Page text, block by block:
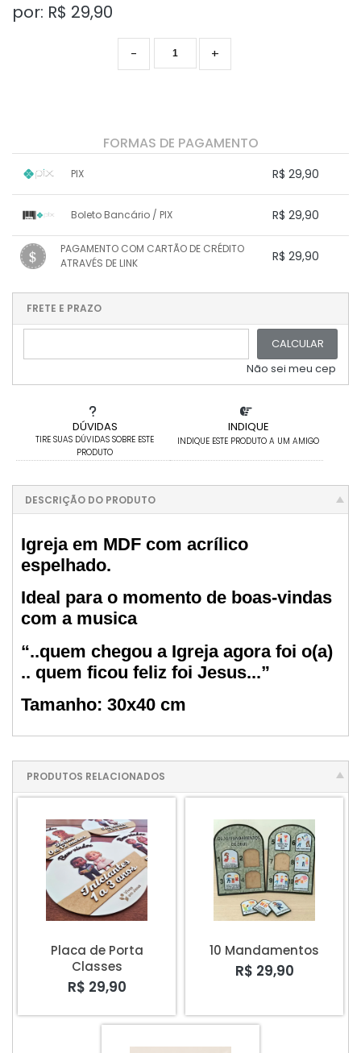
DÚVIDAS
TIRE SUAS DÚVIDAS SOBRE ESTE
PRODUTO
INDIQUE
INDIQUE ESTE PRODUTO A UM AMIGO
por: R$ 29,90
+
-
FORMAS DE PAGAMENTO
PIX R$ 29,90
.
Boleto Bancário / PIX R$ 29,90
1x sem juros de R$ 29,90
...
PAGAMENTO COM CARTÃO DE CRÉDITO
ATRAVÉS DE LINK
R$ 29,90
...
....
FRETE E PRAZO
CALCULAR
Não sei meu cep
DESCRIÇÃO DO PRODUTO
Igreja em MDF com acrílico
espelhado.
Ideal para o momento de boas-vindas
com a musica
“..quem chegou a Igreja agora foi o(a)
.. quem ficou feliz foi Jesus...”
Tamanho: 30x40 cm
PRODUTOS RELACIONADOS
Placa de Porta
Classes
R$ 29,90
10 Mandamentos
R$ 29,90